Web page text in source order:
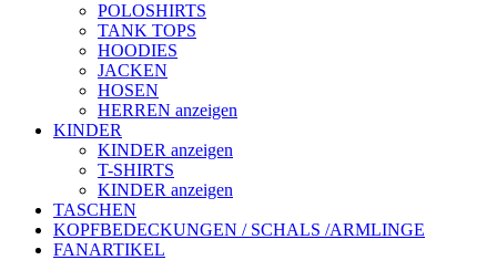
POLOSHIRTS
TANK TOPS
HOODIES
JACKEN
HOSEN
HERREN anzeigen
KINDER
KINDER anzeigen
T-SHIRTS
KINDER anzeigen
TASCHEN
KOPFBEDECKUNGEN / SCHALS /ARMLINGE
FANARTIKEL